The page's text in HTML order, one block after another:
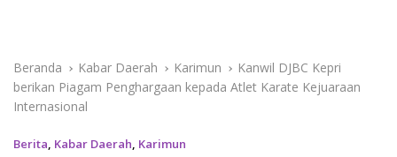
Beranda Kabar Daerah Karimun
Kanwil DJBC Kepri
berikan Piagam Penghargaan kepada Atlet Karate Kejuaraan
Internasional
Berita, Kabar Daerah, Karimun